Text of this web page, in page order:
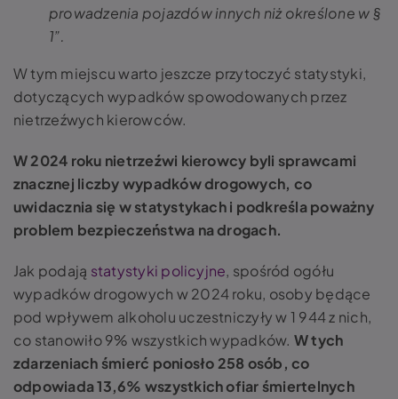
prowadzenia pojazdów innych niż określone w §
1”.
W tym miejscu warto jeszcze przytoczyć statystyki,
dotyczących wypadków spowodowanych przez
nietrzeźwych kierowców.
W 2024 roku nietrzeźwi kierowcy byli sprawcami
znacznej liczby wypadków drogowych, co
uwidacznia się w statystykach i podkreśla poważny
problem bezpieczeństwa na drogach.
Jak podają statystyki policyjne, spośród ogółu
wypadków drogowych w 2024 roku, osoby będące
pod wpływem alkoholu uczestniczyły w 1 944 z nich,
co stanowiło 9% wszystkich wypadków. W tych
zdarzeniach śmierć poniosło 258 osób, co
odpowiada 13,6% wszystkich ofiar śmiertelnych